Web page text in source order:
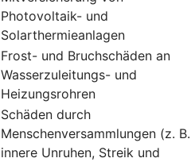
Photovoltaik- und
Solarthermieanlagen
Frost- und Bruchschäden an
Wasserzuleitungs- und
Heizungsrohren
Schäden durch
Menschenversammlungen (z. B.
innere Unruhen, Streik und